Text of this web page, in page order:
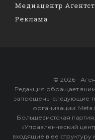
Медиацентр
Реклама
© 2026 -
Редакция обращает
запрещены следующие
организации: Meta
Большевистская
«Управленческий
входящие в ее